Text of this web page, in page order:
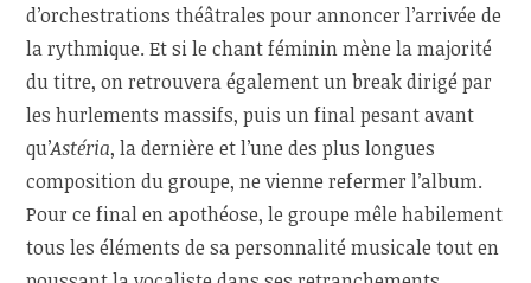
d’orchestrations théâtrales pour annoncer l’arrivée de
la rythmique. Et si le chant féminin mène la majorité
du titre, on retrouvera également un break dirigé par
les hurlements massifs, puis un final pesant avant
qu’Astéria, la dernière et l’une des plus longues
composition du groupe, ne vienne refermer l’album.
Pour ce final en apothéose, le groupe mêle habilement
tous les éléments de sa personnalité musicale tout en